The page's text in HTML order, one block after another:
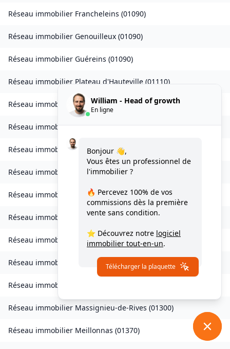
Réseau immobilier Francheleins (01090)
Réseau immobilier Genouilleux (01090)
Réseau immobilier Guéreins (01090)
Réseau immobilier Plateau d'Hauteville (01110)
Réseau immobilierInjoux-Génissiat(01200)
Réseau immobilierIzieu(01300)
Réseau immobilierJournans(01250
Réseau immobilier Le Poizat-Lalleyriat
Réseau immobilier Lantenay(01430 )
Réseau immobilier Magnieu (01300)
Réseau immobilier Marsonnas(01340)
Réseau immobilier Martignat(01100
Réseau immobilier
Réseau immobilier Massignieu-de-Rives (01300)
Réseau immobilier Meillonnas (01370)
William - Head of growth
En ligne
Bonjour 👋,
Vous êtes un professionnel de
l'immobilier ?
🔥 Percevez 100% de vos
commissions dès la première
vente sans condition.
⭐ Découvrez notre logiciel
immobilier tout-en-un.
Télécharger la plaquette